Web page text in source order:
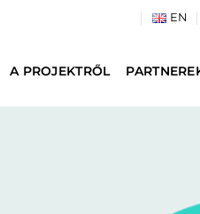
EN
A PROJEKTRŐL